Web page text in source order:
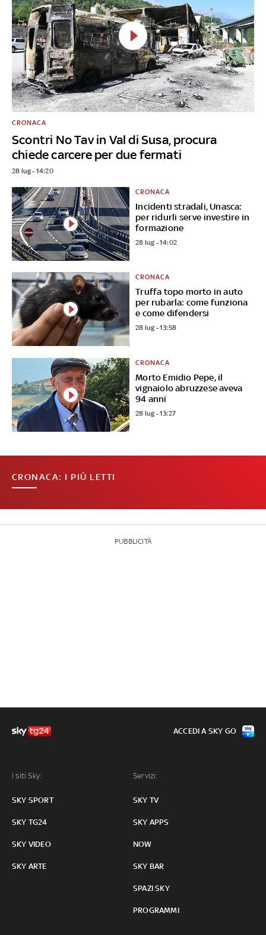
Scontri No Tav in Val di Susa, procura
chiede carcere per due fermati
CRONACA
28 lug - 14:20
Incidenti stradali, Unasca:
per ridurli serve investire in
formazione
CRONACA
28 lug - 14:02
Truffa topo morto in auto
per rubarla: come funziona
e come difendersi
CRONACA
28 lug - 13:58
Morto Emidio Pepe, il
vignaiolo abruzzese aveva
94 anni
CRONACA
28 lug - 13:27
CRONACA: I PIÙ LETTI
PUBBLICITÀ
I siti Sky:
SKY SPORT
SKY TG24
SKY VIDEO
SKY ARTE
Servizi:
SKY TV
SKY APPS
NOW
SKY BAR
SPAZI SKY
PROGRAMMI
ACCEDI A SKY GO